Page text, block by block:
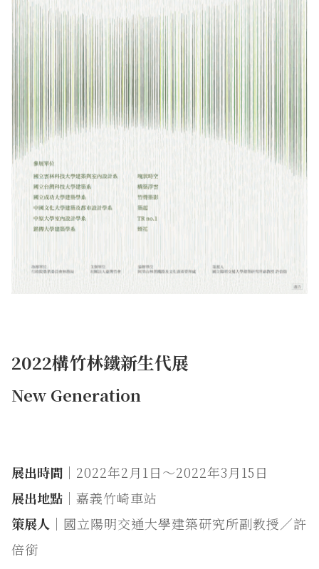
2022構竹林鐵新生代展
New Generation
展出時間｜2022年2月1日～2022年3月15日
展出地點｜嘉義竹崎車站
策展人｜國立陽明交通大學建築研究所副教授／許
倍銜